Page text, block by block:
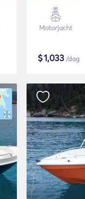
Motorjacht
$1,033 /dag